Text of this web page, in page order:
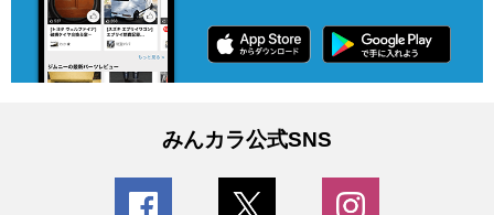
みんカラ公式SNS